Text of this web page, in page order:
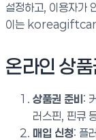
설정하고, 이용자가
이는
온라인 상
상품권 준비:
러스핀, 핀큐
매입 신청: 플